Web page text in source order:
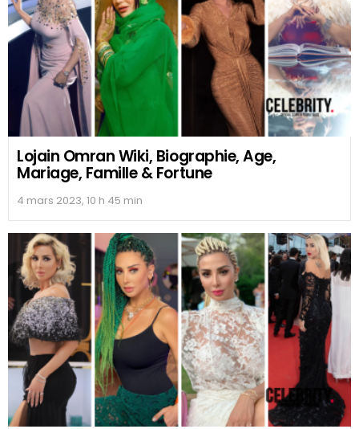
Lojain Omran Wiki, Biographie, Age,
Mariage, Famille & Fortune
4 mars 2023, 10 h 45 min